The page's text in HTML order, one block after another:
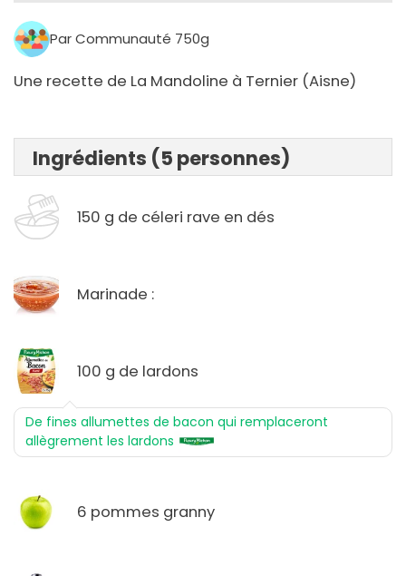
Par Communauté 750g
Une recette de La Mandoline à Ternier (Aisne)
Ingrédients (5 personnes)
150 g de céleri rave en dés
Marinade :
100 g de lardons
De fines allumettes de bacon qui remplaceront
allègrement les lardons
6 pommes granny